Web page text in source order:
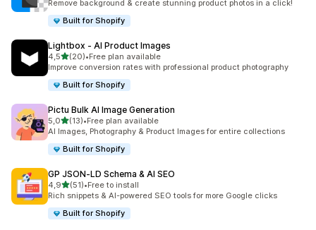
Remove background & create stunning product photos in a click!
Built for Shopify
Lightbox ‑ AI Product Images
4,5na 5 gwiazdek
(20)
Łączna liczba recenzji: 20
•Free plan available
Improve conversion rates with professional product photography
Built for Shopify
Pictu Bulk AI Image Generation
5,0na 5 gwiazdek
(13)
Łączna liczba recenzji: 13
•Free plan available
AI Images, Photography & Product Images for entire collections
Built for Shopify
GP JSON‑LD Schema & AI SEO
4,9na 5 gwiazdek
(51)
Łączna liczba recenzji: 51
•Free to install
Rich snippets & AI-powered SEO tools for more Google clicks
Built for Shopify